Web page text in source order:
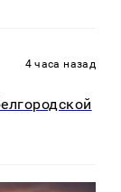
4 часа назад